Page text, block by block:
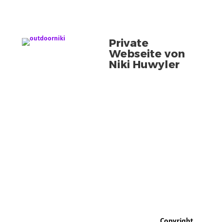
Private
Webseite von
Niki Huwyler